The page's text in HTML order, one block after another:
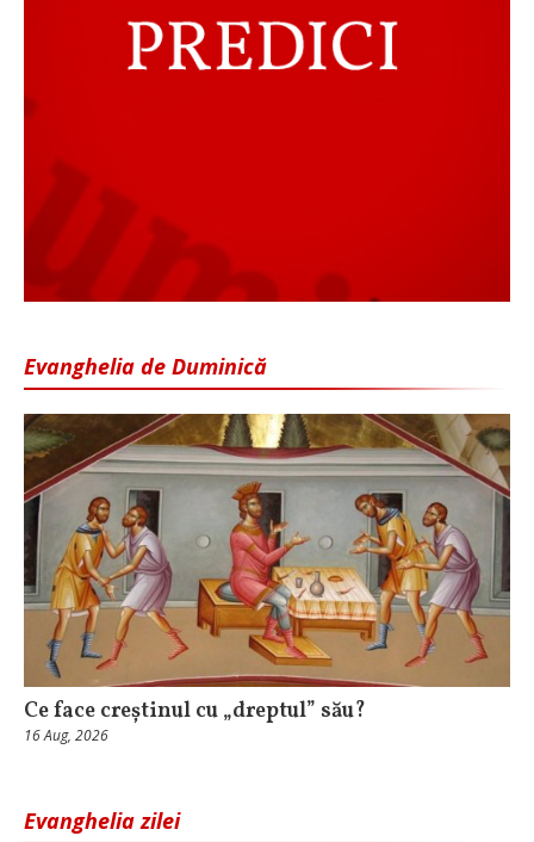
Evanghelia de Duminică
Ce face creștinul cu „dreptul” său?
16 Aug, 2026
Evanghelia zilei